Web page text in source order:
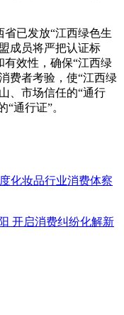
已发放“江西绿色生
成员将严把认证标
效性，确保“江西绿
费者考验，使“江西绿
、市场信任的“通行
通行证”。
化妆品行业消费体察
开启消费纠纷化解新